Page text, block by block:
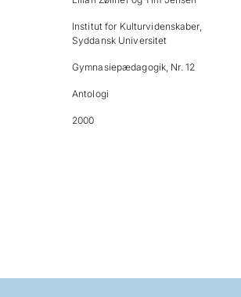
Institut for Kulturvidenskaber,
Syddansk Universitet
Gymnasiepædagogik, Nr. 12
Antologi
2000